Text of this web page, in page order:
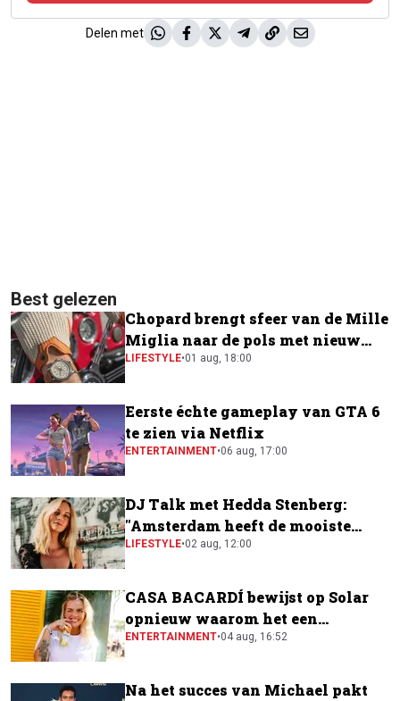
Delen met
Best gelezen
Chopard brengt sfeer van de Mille
Miglia naar de pols met nieuw
horloge
LIFESTYLE•01 aug, 18:00
Eerste échte gameplay van GTA 6
te zien via Netflix
ENTERTAINMENT•06 aug, 17:00
DJ Talk met Hedda Stenberg:
"Amsterdam heeft de mooiste
festivalscene van Europa"
LIFESTYLE•02 aug, 12:00
CASA BACARDÍ bewijst op Solar
opnieuw waarom het een
festivalfavoriet is
ENTERTAINMENT•04 aug, 16:52
Na het succes van Michael pakt